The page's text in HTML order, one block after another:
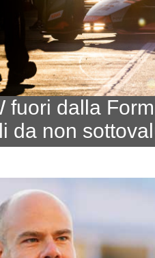
fuori dalla
da non